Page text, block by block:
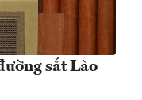
sắt Lào